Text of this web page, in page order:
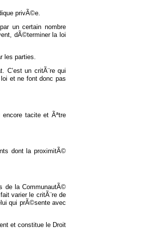
privÃ©e.
un certain nombre
dÃ©terminer la loi
les parties.
C’est un critÃ¨re qui
et ne font donc pas
tacite et Ãªtre
dont la proximitÃ©
de la CommunautÃ©
varier le critÃ¨re de
qui prÃ©sente avec
et constitue le Droit